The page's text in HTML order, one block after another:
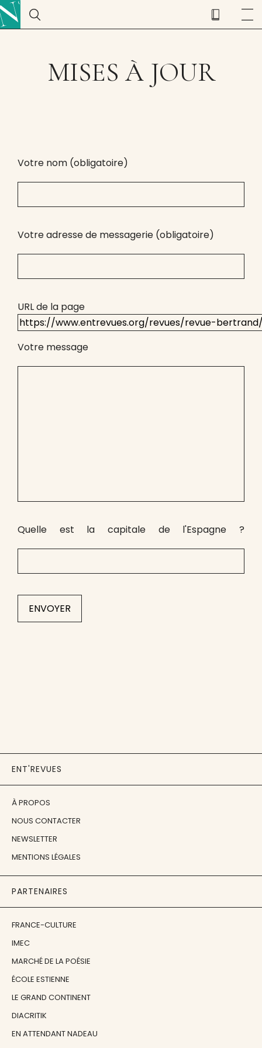
MISES À JOUR
Votre nom (obligatoire)
Votre adresse de messagerie (obligatoire)
URL de la page
Votre message
Quelle est la capitale de l'Espagne ?
ENT'REVUES
À PROPOS
NOUS CONTACTER
NEWSLETTER
MENTIONS LÉGALES
PARTENAIRES
FRANCE-CULTURE
IMEC
MARCHÉ DE LA POÉSIE
ÉCOLE ESTIENNE
LE GRAND CONTINENT
DIACRITIK
EN ATTENDANT NADEAU